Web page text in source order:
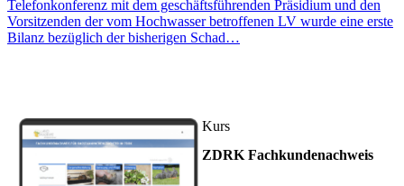
Telefonkonferenz mit dem geschäftsführenden Präsidium und den
Vorsitzenden der vom Hochwasser betroffenen LV wurde eine erste
Bilanz bezüglich der bisherigen Schad…
Kurs
ZDRK Fachkundenachweis